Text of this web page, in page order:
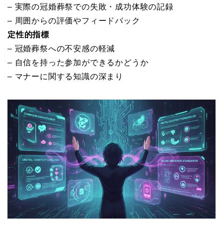
– 実際の冠婚葬祭での失敗・成功体験の記録
– 周囲からの評価やフィードバック
定性的指標
– 冠婚葬祭への不安感の軽減
– 自信を持った参加ができるかどうか
– マナーに関する知識の深まり